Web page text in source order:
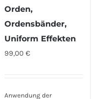
Orden,
Ordensbänder,
Uniform Effekten
99,00€
Anwendung der